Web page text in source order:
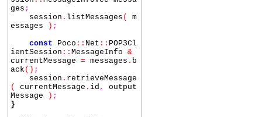
ges ;
session . listMessages (
m
essages
) ;
const Poco :: Net :: POP3Cl
ientSession :: MessageInfo &
currentMessage = messages . b
ack () ;
session . retrieveMessage
(
currentMessage . id ,
output
Message
) ;
}